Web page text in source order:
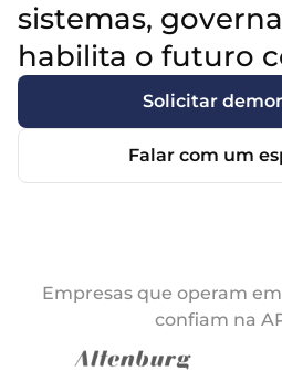
sistemas,
habilita o futuro
Solicitar
Falar com um
Empresas que operam
confiam na